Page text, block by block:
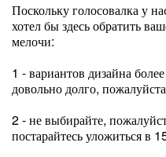
Поскольку голосовалка у
хотел бы здесь обратить
мелочи:
1 - вариантов дизайна
довольно долго,
2 - не выбирайте,
постарайтесь уложиться в